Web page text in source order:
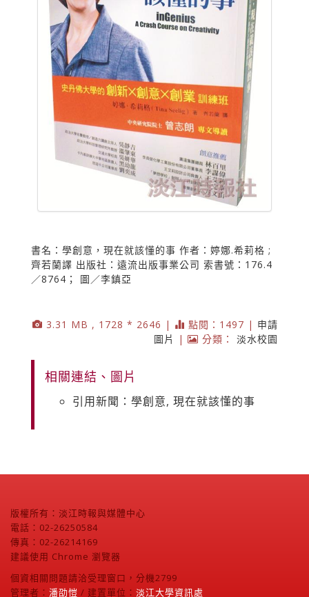
書名：學創意，現在就該懂的事 作者：婷娜.希莉格 ;
齊若蘭譯 出版社：遠流出版事業公司 索書號：176.4
／8764； 圖／李鎮亞
3.31 MB , 1728 * 2646 | 點閱：1497 | 申請
圖片
| 分類： 淡水校園
相關連結、圖片
引用新聞：學創意, 現在就該懂的事
版權所有：淡江時報與媒體中心
電話：02-26250584
傳真：02-26214169
建議使用 Chrome 瀏覽器
個資相關問題請洽受理窗口，分機2799
管理者： 潘劭愷 / 建置單位： 淡江大學資訊處